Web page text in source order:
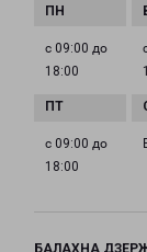
с 09:00 до
18:00
с 09:00 до
18:00